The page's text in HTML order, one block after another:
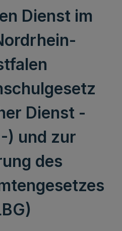
Dienst im
Dienst -
) und zur
des